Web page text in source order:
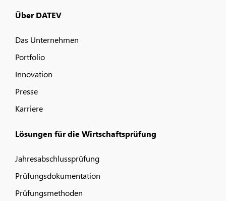
Über DATEV
Das Unternehmen
Portfolio
Innovation
Presse
Karriere
Lösungen für die Wirtschaftsprüfung
Jahresabschlussprüfung
Prüfungsdokumentation
Prüfungsmethoden